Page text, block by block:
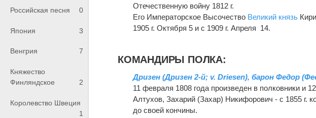
Российская песня 0
Япония 3
Венгрия 7
Княжество
Финляндское
2
Королевство Швеция
1
Отечественную войну 1812 г.
Его Императорское Высочество Великий князь
1905 г. Октября 5 и с 1909 г. Апреля 14.
КОМАНДИРЫ ПОЛКА:
Дризен (Дризен 2-й; v. Driesen), барон Федор
11 февраля 1808 года произведен в полковники и
Алтухов, Захарий (Захар) Никифорович - с 1855 г.
до своей кончины.